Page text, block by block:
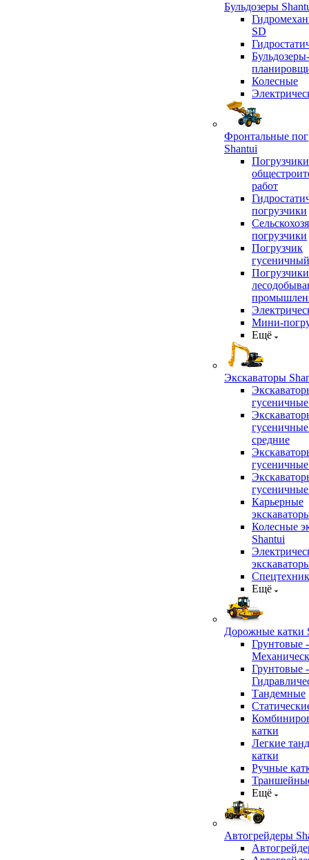
Бульдозеры
SD
Бульдозеры-
Колесные
Фронтальные
Shantui
работ
погрузчики
погрузчики
Погрузчик
гусеничный
Мини-
Ещё
Экскаваторы
средние
Карьерные
Колесные
Shantui
Ещё
Дорожные катки
Грунтовые -
Грунтовые -
Тандемные
катки
Легкие
катки
Ручные
Ещё
Автогрейдеры